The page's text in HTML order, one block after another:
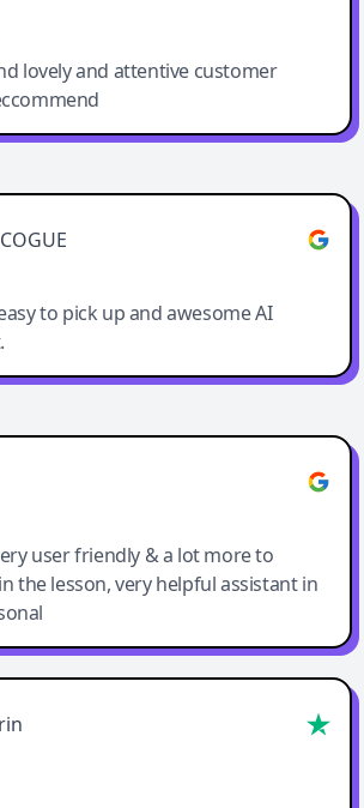
lovely and attentive customer
AI tool
to pick up and awesome AI
user friendly & a lot more to
the lesson, very helpful assistant in